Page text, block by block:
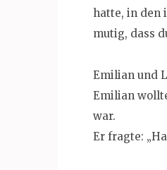
hatte, in den
mutig, dass
Emilian und
Emilian
war.
Er fragte: